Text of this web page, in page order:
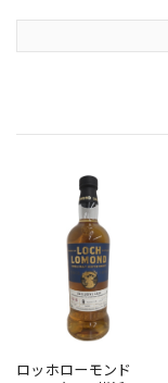
ロッホローモンド